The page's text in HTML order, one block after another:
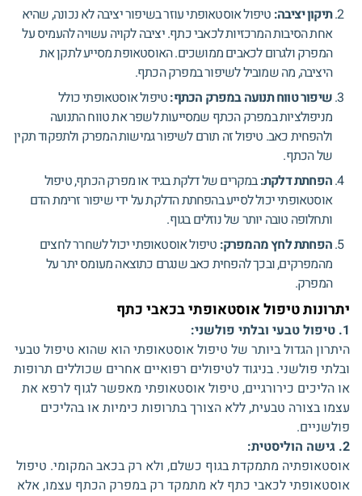
תיקון יציבה: טיפול אוסטאופתי עוזר בשיפור יציבה לא נכונה, שהיא
אחת הסיבות המרכזיות לכאבי כתף. יציבה לקויה עשויה להעמיס על
המפרק ולגרום לכאבים ממושכים. האוסטאופת מסייע לתקן את
היציבה, מה שמוביל לשיפור במפרק הכתף.
שיפור טווח תנועה במפרק הכתף:טיפול אוסטאופתי כולל
מניפולציות במפרק הכתף שמסייעות לשפר את טווח התנועה
ולהפחית כאב. טיפול זה תורם לשיפור גמישות המפרק ולתפקוד תקין
של הכתף.
הפחתת דלקת:במקרים של דלקת בגיד או מפרק הכתף, טיפול
אוסטאופתי יכול לסייע בהפחתת הדלקת על ידי שיפור זרימת הדם
ותחלופה טובה יותר של נוזלים בגוף.
הפחתת לחץ מהמפרק: טיפול אוסטאופתי יכול לשחרר לחצים
מהמפרקים, ובכך להפחית כאב שנגרם כתוצאה מעומס יתר על
המפרק.
יתרונות טיפול אוסטאופתי בכאבי כתף
1. טיפול טבעי ובלתי פולשני:
היתרון הגדול ביותר של טיפול אוסטאופתי הוא שהוא טיפול טבעי
ובלתי פולשני. בניגוד לטיפולים רפואיים אחרים שכוללים תרופות
או הליכים כירורגיים, טיפול אוסטאופתי מאפשר לגוף לרפא את
עצמו בצורה טבעית, ללא הצורך בתרופות כימיות או בהליכים
פולשניים.
2. גישה הוליסטית:
אוסטאופתיה מתמקדת בגוף כשלם, ולא רק בכאב המקומי. טיפול
אוסטאופתי לכאבי כתף לא מתמקד רק במפרק הכתף עצמו, אלא